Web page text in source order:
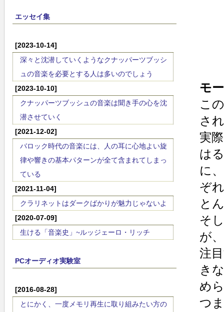
エッセイ集
[2023-10-14]
深々と沈潜していくようなクナッパーツブッシ
ュの音楽を必要とする人は多いのでしょう
[2023-10-10]
クナッパーツブッシュの音楽は聞き手の心を沈
潜させていく
[2021-12-02]
バロック時代の音楽には、人の耳に心地よい旋
律や響きの基本パターンが全て含まれてしまっ
ている
[2021-11-04]
クラリネットはダークばかりが魅力じゃないよ
[2020-07-09]
生ける「音楽史」~ルッジェーロ・リッチ
PCオーディオ実験室
[2016-08-28]
とにかく、一度メモリ再生に取り組みたい方の
モ
こ
さ
実
は
に
ぞ
と
そ
が
注
き
め
つ